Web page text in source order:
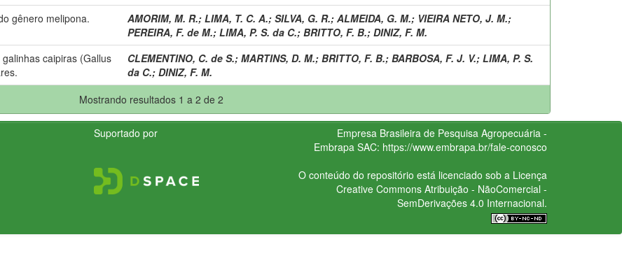
gênero melipona. AMORIM, M. R.; LIMA, T. C. A.; SILVA, G. R.; ALMEIDA, G. M.; VIEIRA NETO, J. M.;
PEREIRA, F. de M.; LIMA, P. S. da C.; BRITTO, F. B.; DINIZ, F. M.
caipiras (Gallus
CLEMENTINO, C. de S.; MARTINS, D. M.; BRITTO, F. B.; BARBOSA, F. J. V.; LIMA, P. S.
da C.; DINIZ, F. M.
Mostrando resultados 1 a 2 de 2
Suportado por
Empresa Brasileira de Pesquisa Agropecuária -
Embrapa SAC: https://www.embrapa.br/fale-conosco
O conteúdo do repositório está licenciado sob a Licença
Creative CommonsAtribuição - NãoComercial -
SemDerivações 4.0 Internacional.